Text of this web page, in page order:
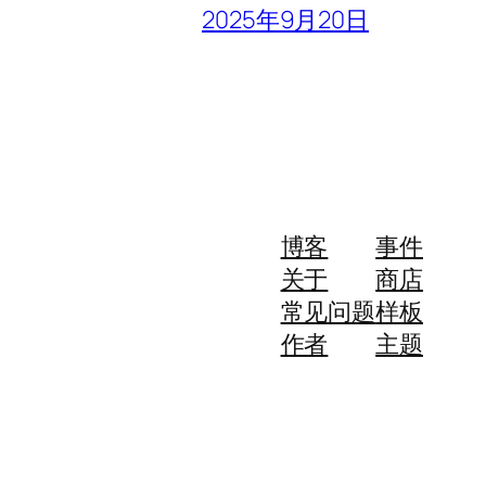
2025年9月20日
博客
关于
常见问题
作者
事件
商店
样板
主题